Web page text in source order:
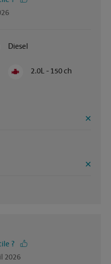
Diesel
2.0L - 150 ch
?
2026